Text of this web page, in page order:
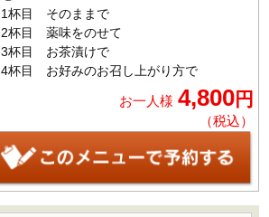
1杯目 そのままで
2杯目 薬味をのせて
3杯目 お茶漬けで
4杯目 お好みのお召し上がり方で
お一人様 4,800円
（税込）